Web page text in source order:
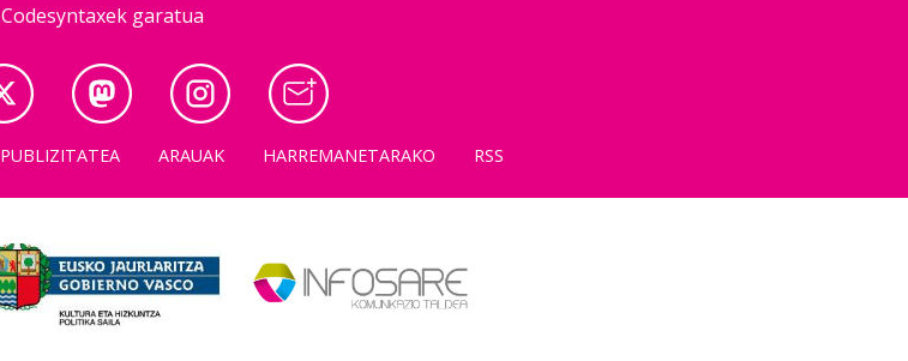
Codesyntaxek garatua
PUBLIZITATEA ARAUAK HARREMANETARAKO RSS